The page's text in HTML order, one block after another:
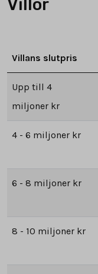
Villor
Villans slutpris
Upp till 4
miljoner kr
4 - 6 miljoner kr
6 - 8 miljoner kr
8 - 10 miljoner kr